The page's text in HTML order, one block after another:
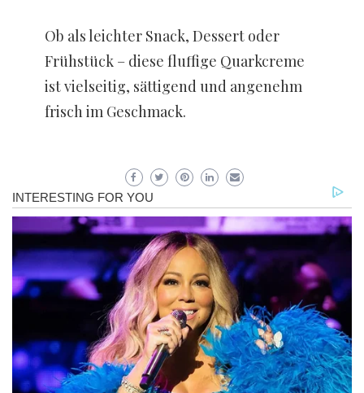
Ob als leichter Snack, Dessert oder
Frühstück – diese fluffige Quarkcreme
ist vielseitig, sättigend und angenehm
frisch im Geschmack.